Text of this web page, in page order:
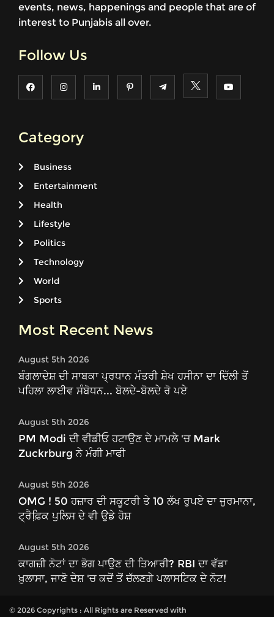
events, news, happenings and people that are of
interest to Punjabis all over.
Follow Us
Category
Business
Entertainment
Health
Lifestyle
Politics
Technology
World
Sports
Most Recent News
August 5th 2026
ਬੰਗਲਾਦੇਸ਼ ਦੀ ਸਾਬਕਾ ਪ੍ਰਧਾਨ ਮੰਤਰੀ ਸ਼ੇਖ ਹਸੀਨਾ ਦਾ ਦਿੱਲੀ ਤੋਂ
ਪਹਿਲਾ ਲਾਈਵ ਸੰਬੋਧਨ... ਬੋਲਦੇ-ਬੋਲਦੇ ਰੋ ਪਏ
August 5th 2026
PM Modi ਦੀ ਵੀਡੀਓ ਹਟਾਉਣ ਦੇ ਮਾਮਲੇ 'ਚ Mark
Zuckrburg ਨੇ ਮੰਗੀ ਮਾਫੀ
August 5th 2026
OMG ! 50 ਹਜ਼ਾਰ ਦੀ ਸਕੂਟਰੀ ਤੇ 10 ਲੱਖ ਰੁਪਏ ਦਾ ਜੁਰਮਾਨਾ,
ਟ੍ਰੈਫ਼ਿ਼ਕ ਪੁਲਿਸ ਦੇ ਵੀ ਉਡੇ ਹੋਸ਼
August 5th 2026
ਕਾਗਜ਼ੀ ਨੋਟਾਂ ਦਾ ਭੋਗ ਪਾਉਣ ਦੀ ਤਿਆਰੀ? RBI ਦਾ ਵੱਡਾ
ਖ਼ੁਲਾਸਾ, ਜਾਣੋ ਦੇਸ਼ 'ਚ ਕਦੋਂ ਤੋਂ ਚੱਲਣਗੇ ਪਲਾਸਟਿਕ ਦੇ ਨੋਟ!
© 2026 Copyrights : All Rights are Reserved with